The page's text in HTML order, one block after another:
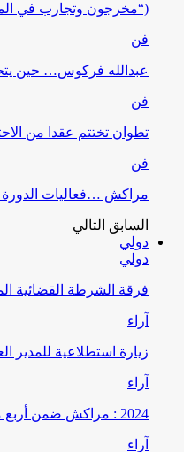
(“مخرجون وتجارب في
فن
عبدالله فركوس… حين
فن
تطوان تختتم عقدا من
فن
مراكش …فعاليات الدورة
السابق التالي
دولي
دولي
فرقة الشرطة القضائية
آراء
زيارة استطلاعية للمدير
آراء
2024 : مراكش ضمن أربع مدن بالممكلة سجلت مامجموعه 656 قضية تتعلق بغسيل الأموال
آراء